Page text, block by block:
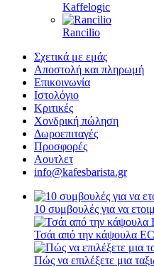
Kaffelogic
Rancilio
Σχετικά με εμάς
Αποστολή και πληρωμή
Επικοινωνία
Ιστολόγιο
Κριτικές
Χονδρική πώληση
Δωροεπιταγές
Προσφορές
Αουτλετ
info@kafesbarista.gr
10 συμβουλές για να
Τσάι από την κάψουλα
Πώς να επιλέξετε μια